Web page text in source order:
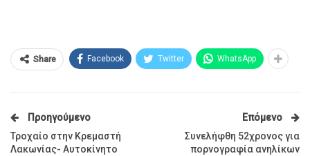
Share Facebook Twitter WhatsApp
Προηγούμενο
Τροχαίο στην Κρεμαστή
Λακωνίας- Αυτοκίνητο
Επόμενο
Συνελήφθη 52χρονος για
πορνογραφία ανηλίκων